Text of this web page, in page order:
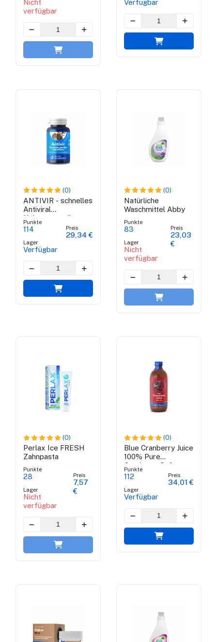
Nicht
verfügbar
Verfügbar
(0)
ANTIVIR - schnelles
Antiviral
Nahrungsergänzungsmittel
Punkte
114
Lager
Verfügbar
Preis
29,34 €
(0)
Natürliche
Waschmittel Abby
Punkte
83
Lager
Nicht
verfügbar
Preis
23,03
€
(0)
Perlax Ice FRESH
Zahnpasta
Punkte
28
Lager
Nicht
verfügbar
Preis
7,57
€
(0)
Blue Cranberry Juice
100% Pure
Cranberry Saft -
American Afin 100%
Zertifikat Bio
Punkte
112
Lager
Verfügbar
Preis
34,01 €